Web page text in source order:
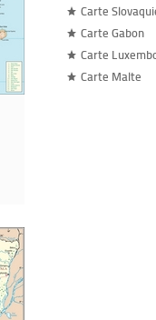
Carte
Carte Gabon
Carte
Carte Malte